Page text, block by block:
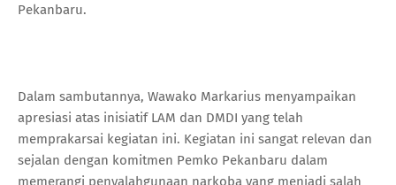
Pekanbaru.
Dalam sambutannya, Wawako Markarius menyampaikan
apresiasi atas inisiatif LAM dan DMDI yang telah
memprakarsai kegiatan ini. Kegiatan ini sangat relevan dan
sejalan dengan komitmen Pemko Pekanbaru dalam
memerangi penyalahgunaan narkoba yang menjadi salah